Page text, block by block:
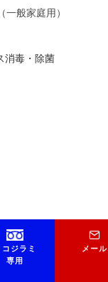
一般家庭用）
消毒・除菌
コジラミ
専用
メール